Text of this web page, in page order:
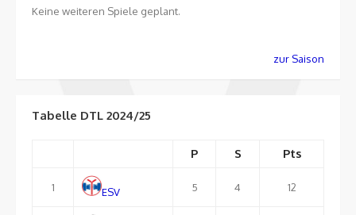
Keine weiteren Spiele geplant.
zur Saison
Tabelle DTL 2024/25
P S Pts
1 ESV 5 4 12